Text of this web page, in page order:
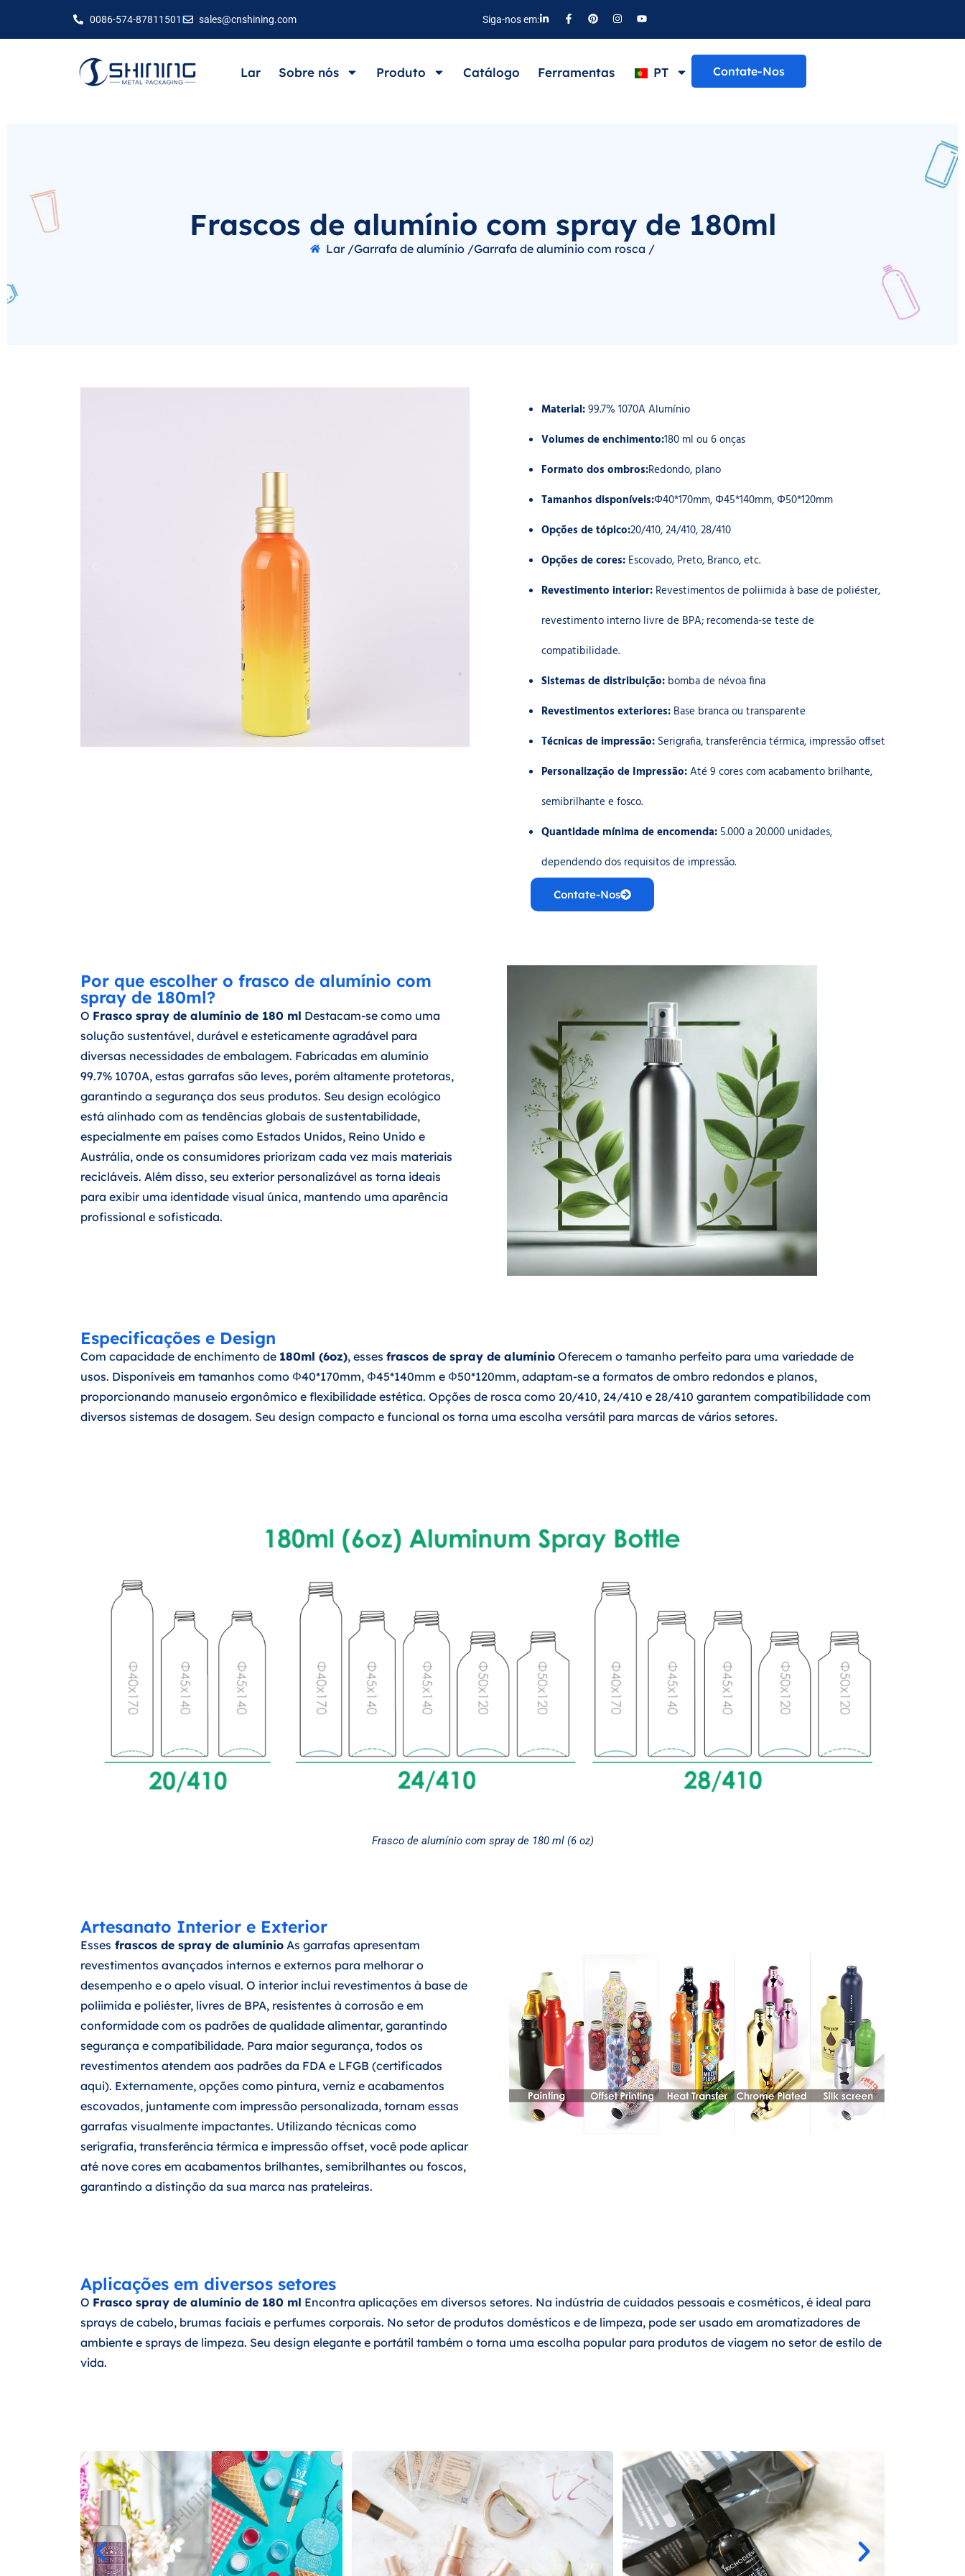
0086-574-87811501 sales@cnshining.com Siga-nos em:
Lar Sobre nós Produto Catálogo Ferramentas PT Contate-Nos
Frascos de alumínio com spray de 180ml
Lar /Garrafa de alumínio /Garrafa de alumínio com rosca /
Material:99.7% 1070A Alumínio
Volumes de enchimento:180 ml ou 6 onças
Formato dos ombros:Redondo, plano
Tamanhos disponíveis:Φ40*170mm, Φ45*140mm, Φ50*120mm
Opções de tópico:20/410, 24/410, 28/410
Opções de cores: Escovado, Preto, Branco, etc.
Revestimento interior: Revestimentos de poliimida à base de poliéster,
revestimento interno livre de BPA; recomenda-se teste de
compatibilidade.
Sistemas de distribuição: bomba de névoa fina
Revestimentos exteriores: Base branca ou transparente
Técnicas de impressão: Serigrafia, transferência térmica, impressão offset
Personalização de Impressão:Até 9 cores com acabamento brilhante,
semibrilhante e fosco.
Quantidade mínima de encomenda: 5.000 a 20.000 unidades,
dependendo dos requisitos de impressão.
Contate-Nos
Por que escolher o frasco de alumínio com
spray de 180ml?
O Frasco spray de alumínio de 180 ml Destacam-se como uma
solução sustentável, durável e esteticamente agradável para
diversas necessidades de embalagem. Fabricadas em alumínio
99.7% 1070A, estas garrafas são leves, porém altamente protetoras,
garantindo a segurança dos seus produtos. Seu design ecológico
está alinhado com as tendências globais de sustentabilidade,
especialmente em países como Estados Unidos, Reino Unido e
Austrália, onde os consumidores priorizam cada vez mais materiais
recicláveis. Além disso, seu exterior personalizável as torna ideais
para exibir uma identidade visual única, mantendo uma aparência
profissional e sofisticada.
Especificações e Design
Com capacidade de enchimento de 180ml (6oz), esses frascos de spray de alumínio Oferecem o tamanho perfeito para uma variedade de
usos. Disponíveis em tamanhos como Φ40*170mm, Φ45*140mm e Φ50*120mm, adaptam-se a formatos de ombro redondos e planos,
proporcionando manuseio ergonômico e flexibilidade estética. Opções de rosca como 20/410, 24/410 e 28/410 garantem compatibilidade com
diversos sistemas de dosagem. Seu design compacto e funcional os torna uma escolha versátil para marcas de vários setores.
Frasco de alumínio com spray de 180 ml (6 oz)
Artesanato Interior e Exterior
Esses frascos de spray de alumínio As garrafas apresentam
revestimentos avançados internos e externos para melhorar o
desempenho e o apelo visual. O interior inclui revestimentos à base de
poliimida e poliéster, livres de BPA, resistentes à corrosão e em
conformidade com os padrões de qualidade alimentar, garantindo
segurança e compatibilidade. Para maior segurança, todos os
revestimentos atendem aos padrões da FDA e LFGB (certificados
aqui). Externamente, opções como pintura, verniz e acabamentos
escovados, juntamente com impressão personalizada, tornam essas
garrafas visualmente impactantes. Utilizando técnicas como
serigrafia, transferência térmica e impressão offset, você pode aplicar
até nove cores em acabamentos brilhantes, semibrilhantes ou foscos,
garantindo a distinção da sua marca nas prateleiras.
Aplicações em diversos setores
O Frasco spray de alumínio de 180 ml Encontra aplicações em diversos setores. Na indústria de cuidados pessoais e cosméticos, é ideal para
sprays de cabelo, brumas faciais e perfumes corporais. No setor de produtos domésticos e de limpeza, pode ser usado em aromatizadores de
ambiente e sprays de limpeza. Seu design elegante e portátil também o torna uma escolha popular para produtos de viagem no setor de estilo de
vida.